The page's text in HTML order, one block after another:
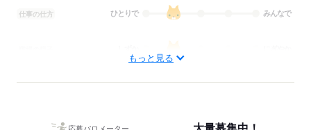
仕事の仕方 ひとりで みんなで
もっと見る